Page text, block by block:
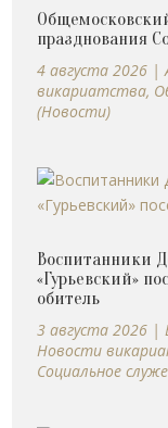
празднования
4 августа 2026 |
викариатства,
(Новости)
Воспитанники
«Гурьевский»
обитель
3 августа 2026 |
Новости
Социальное